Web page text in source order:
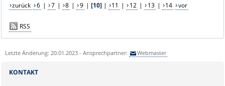
zurück 6 | 7 | 8 | 9 | [10]| 11 | 12 | 13 | 14 vor
RSS
Letzte Änderung: 20.01.2023 - Ansprechpartner: Webmaster
KONTAKT